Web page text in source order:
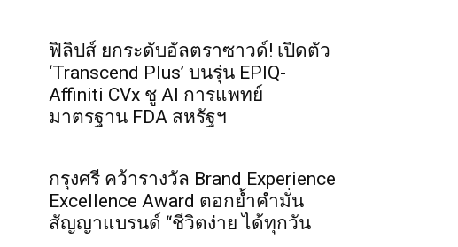
ฟิลิปส์ ยกระดับอัลตราซาวด์! เปิดตัว
‘Transcend Plus’ บนรุ่น EPIQ-
Affiniti CVx ชู AI การแพทย์
มาตรฐาน FDA สหรัฐฯ
กรุงศรี คว้ารางวัล Brand Experience
Excellence Award ตอกย้ำคำมั่น
สัญญาแบรนด์ “ชีวิตง่าย ได้ทุกวัน